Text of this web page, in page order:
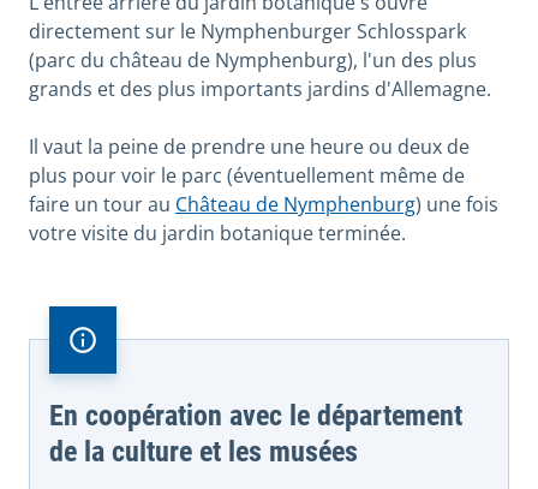
directement sur le Nymphenburger Schlosspark
(parc du château de Nymphenburg), l'un des plus
grands et des plus importants jardins d'Allemagne.
Il vaut la peine de prendre une heure ou deux de
plus pour voir le parc (éventuellement même de
faire un tour au Château de Nymphenburg) une fois
votre visite du jardin botanique terminée.
En coopération avec le département
de la culture et les musées